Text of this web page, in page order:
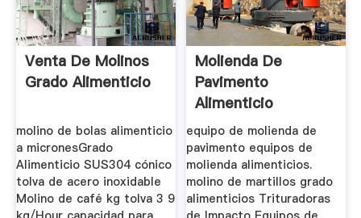
Venta De Molinos
Grado Alimenticio
molino de bolas alimenticio
a micronesGrado
Alimenticio SUS304 cónico
tolva de acero inoxidable
Molino de café kg tolva 3 9
Molienda De
Pavimento
Alimenticio
equipo de molienda de
pavimento equipos de
molienda alimenticios.
molino de martillos grado
alimenticios Trituradoras